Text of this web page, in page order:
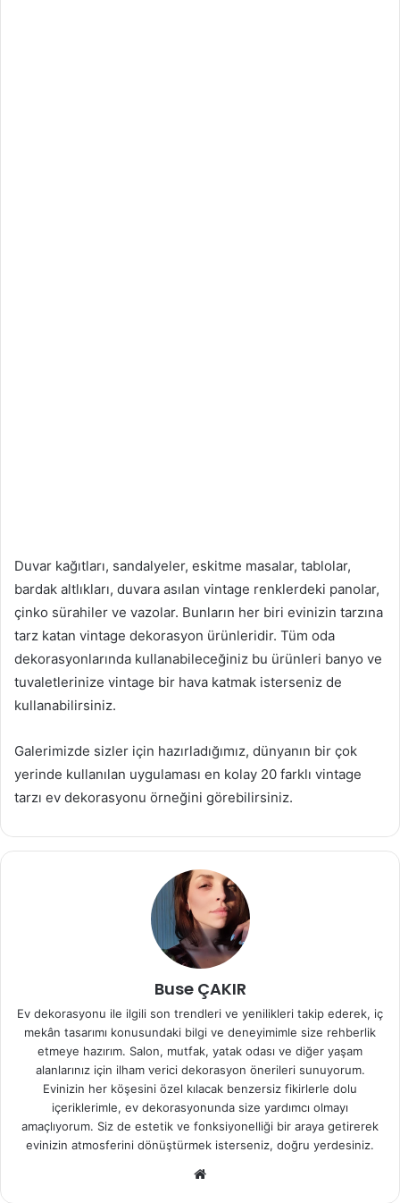
Duvar kağıtları, sandalyeler, eskitme masalar, tablolar,
bardak altlıkları, duvara asılan vintage renklerdeki panolar,
çinko sürahiler ve vazolar. Bunların her biri evinizin tarzına
tarz katan vintage dekorasyon ürünleridir. Tüm oda
dekorasyonlarında kullanabileceğiniz bu ürünleri banyo ve
tuvaletlerinize vintage bir hava katmak isterseniz de
kullanabilirsiniz.
Galerimizde sizler için hazırladığımız, dünyanın bir çok
yerinde kullanılan uygulaması en kolay 20 farklı vintage
tarzı ev dekorasyonu örneğini görebilirsiniz.
Buse ÇAKIR
Ev dekorasyonu ile ilgili son trendleri ve yenilikleri takip ederek, iç
mekân tasarımı konusundaki bilgi ve deneyimimle size rehberlik
etmeye hazırım. Salon, mutfak, yatak odası ve diğer yaşam
alanlarınız için ilham verici dekorasyon önerileri sunuyorum.
Evinizin her köşesini özel kılacak benzersiz fikirlerle dolu
içeriklerimle, ev dekorasyonunda size yardımcı olmayı
amaçlıyorum. Siz de estetik ve fonksiyonelliği bir araya getirerek
evinizin atmosferini dönüştürmek isterseniz, doğru yerdesiniz.